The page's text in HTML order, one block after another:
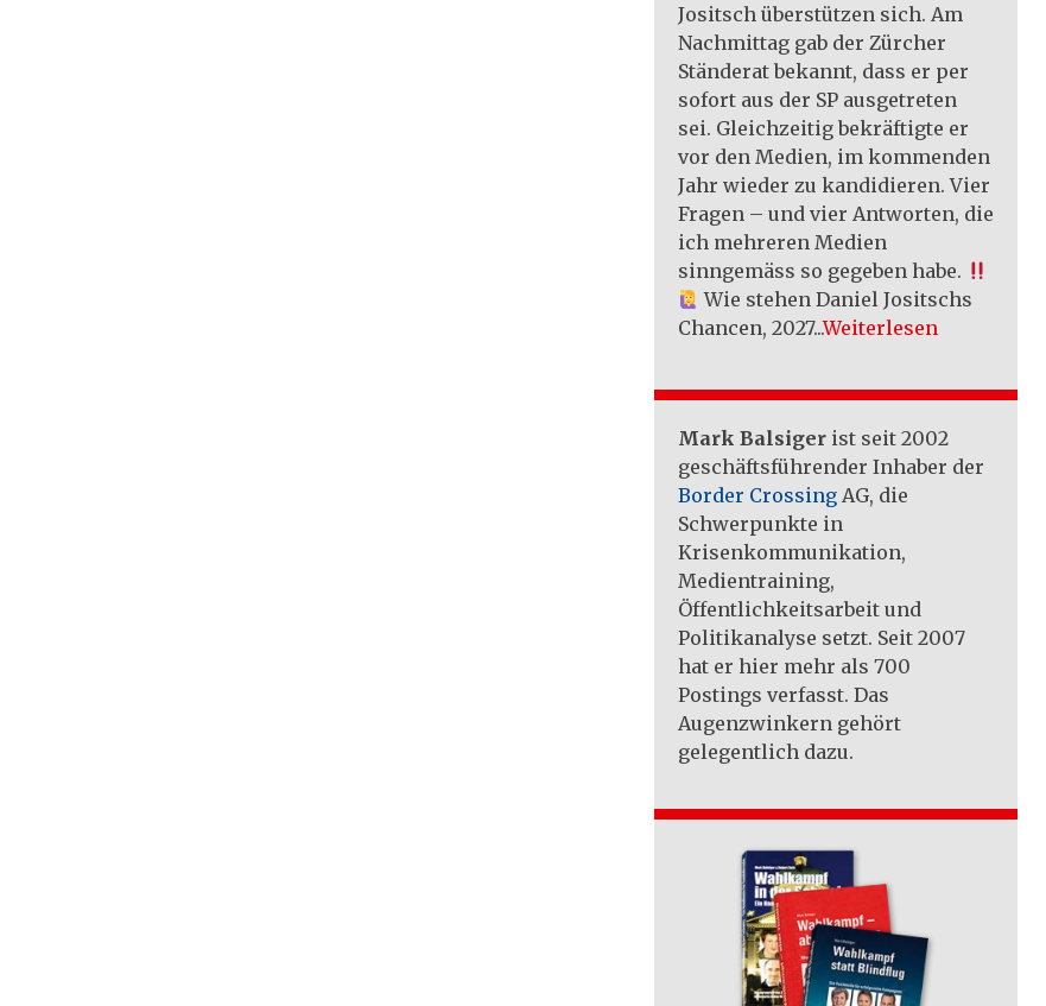
Jositsch überstützen sich. Am
Nachmittag gab der Zürcher
Ständerat bekannt, dass er per
sofort aus der SP ausgetreten
sei. Gleichzeitig bekräftigte er
vor den Medien, im kommenden
Jahr wieder zu kandidieren. Vier
Fragen – und vier Antworten, die
ich mehreren Medien
sinngemäss so gegeben habe.
Wie stehen Daniel Jositschs
Chancen, 2027...Weiterlesen
Mark Balsiger ist seit 2002
geschäftsführender Inhaber der
Border Crossing AG, die
Schwerpunkte in
Krisenkommunikation,
Medientraining,
Öffentlichkeitsarbeit und
Politikanalyse setzt. Seit 2007
hat er hier mehr als 700
Postings verfasst. Das
Augenzwinkern gehört
gelegentlich dazu.